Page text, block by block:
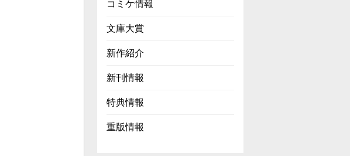
コミケ情報
文庫大賞
新作紹介
新刊情報
特典情報
重版情報